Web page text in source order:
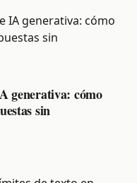
generativa: cómo
sin